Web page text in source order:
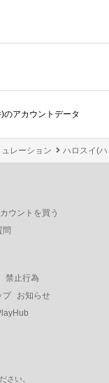
のアカウントデータ
ュレーション ハロスイ(
ウントを買う
問
禁止行為
プ
お知らせ
さい。